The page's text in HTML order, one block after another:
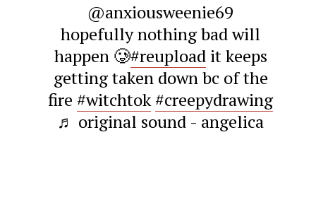
@anxiousweenie69
hopefully nothing bad will
happen 🥲#reuploadit keeps
getting taken down bc of the
fire #witchtok #creepydrawing
♬ original sound - angelica